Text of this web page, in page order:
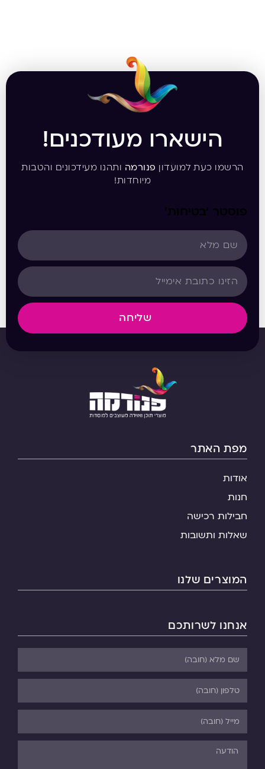
הישארו מעודכנים!
הרשמו כעת למועדון פנורמה ותהנו מעידכונים והטבות
מיוחדות!
פוסטר ‘בטיחות’
שליחה
מפת האתר
אודות
חנות
חבילות רכישה
שאלות ותשובות
המוצרים שלנו
אנחנו לשרותכם